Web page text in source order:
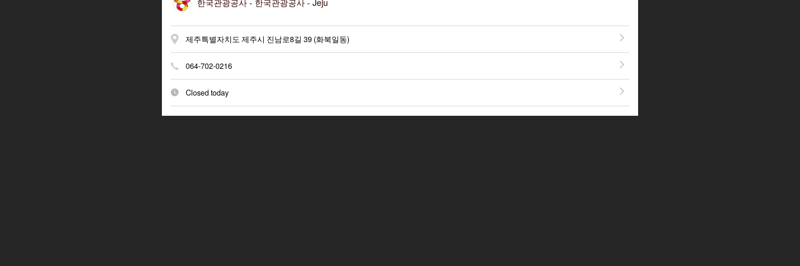
제주특별자치도 제주시 진남로8길 39 (화북일동)
064-702-0216
Closed today